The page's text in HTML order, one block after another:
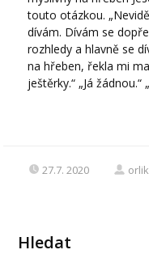
touto otázkou.
dívám. Dívám se
rozhledy a hlavně se
na hřeben, řekla mi
ještěrky.“ „Já žádnou.“
27.7. 2020
Hledat